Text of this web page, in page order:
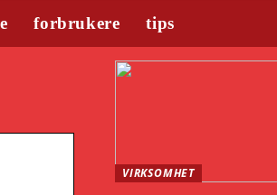
forbrukere tips
VIRKSOMHET